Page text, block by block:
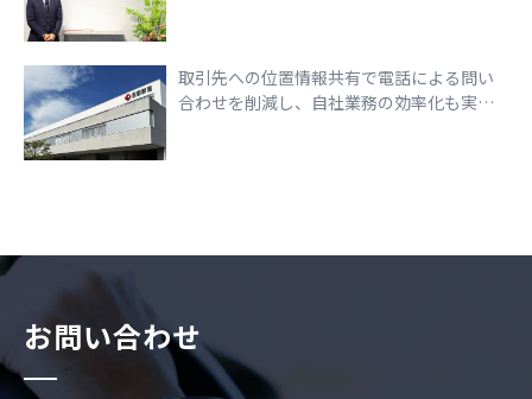
取引先への位置情報共有で電話による問い
合わせを削減し、自社業務の効率化も実現
お問い合わせ